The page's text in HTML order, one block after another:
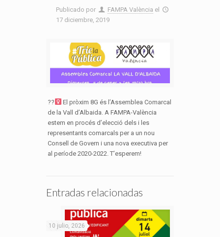
Publicado por FAMPA València el
17 diciembre, 2019
??‍
El pròxim 8G és l’Assemblea Comarcal
de la Vall d’Albaida. A FAMPA-València
estem en procés d’elecció dels i les
representants comarcals per a un nou
Consell de Govern i una nova executiva per
al període 2020-2022. T’esperem!
Entradas relacionadas
10 julio, 2026